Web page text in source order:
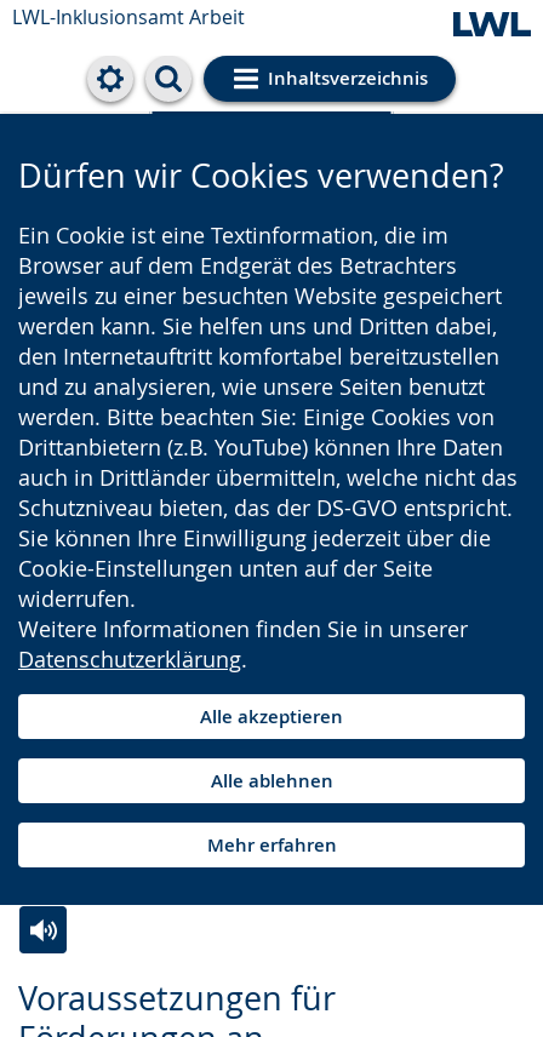
LWL-Inklusionsamt Arbeit
Inhaltsverzeichnis
Cookie-Einstellungen
Dürfen wir Cookies verwenden?
Ein Cookie ist eine Textinformation, die im
Browser auf dem Endgerät des Betrachters
jeweils zu einer besuchten Website gespeichert
werden kann. Sie helfen uns und Dritten dabei,
den Internetauftritt komfortabel bereitzustellen
und zu analysieren, wie unsere Seiten benutzt
werden. Bitte beachten Sie: Einige Cookies von
Drittanbietern (z.B. YouTube) können Ihre Daten
auch in Drittländer übermitteln, welche nicht das
Schutzniveau bieten, das der DS-GVO entspricht.
Sie können Ihre Einwilligung jederzeit über die
Cookie-Einstellungen unten auf der Seite
widerrufen.
Weitere Informationen finden Sie in unserer
Datenschutzerklärung.
Alle akzeptieren
Alle ablehnen
Mehr erfahren
Voraussetzungen für
Leichten
Audio-
Video